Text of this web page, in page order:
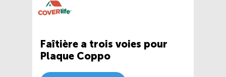
Faîtière a trois voies pour
Plaque Coppo